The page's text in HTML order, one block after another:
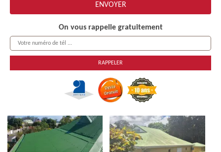
On vous rappelle gratuitement